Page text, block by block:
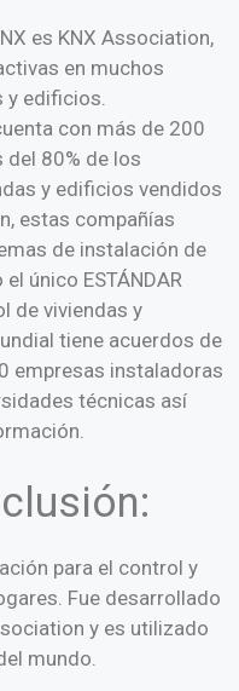
es KNX Association,
en muchos
y edificios.
con más de 200
del 80% de los
y edificios vendidos
estas compañías
de instalación de
único ESTÁNDAR
de viviendas y
tiene acuerdos de
empresas instaladoras
técnicas así
para el control y
Fue desarrollado
y es utilizado
mundo.